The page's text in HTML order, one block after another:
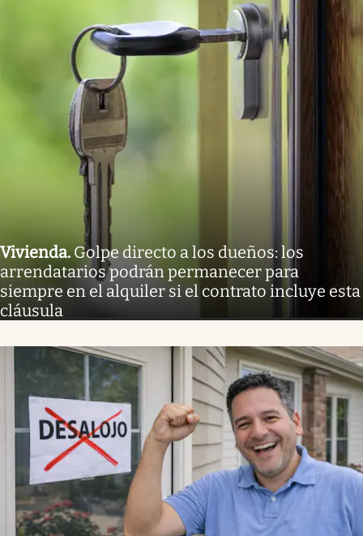
Vivienda. Golpe directo a los dueños: los
arrendatarios podrán permanecer para
siempre en el alquiler si el contrato incluye esta
cláusula